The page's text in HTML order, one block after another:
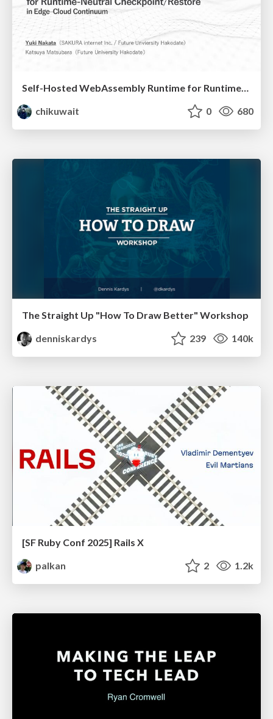
chikuwait
0 680
The Straight Up "How To Draw Better" Workshop
denniskardys
239 140k
[SF Ruby Conf 2025] Rails X
palkan
2 1.2k